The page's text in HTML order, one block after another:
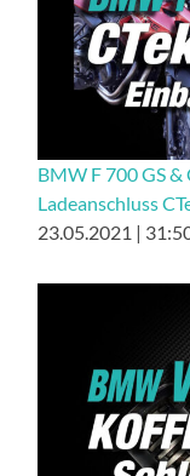
BMW F 700 GS
Ladeanschluss
23.05.2021 |